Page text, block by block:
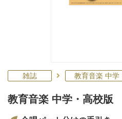
雑誌 教育音楽 中学
教育音楽 中学・高校版